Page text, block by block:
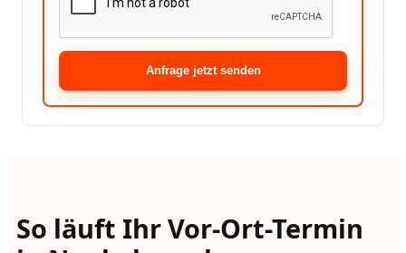
Anfrage jetzt senden
So läuft Ihr Vor-Ort-Termin